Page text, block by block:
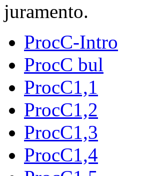
juramento.
ProcC-Intro
ProcC bul
ProcC1,1
ProcC1,2
ProcC1,3
ProcC1,4